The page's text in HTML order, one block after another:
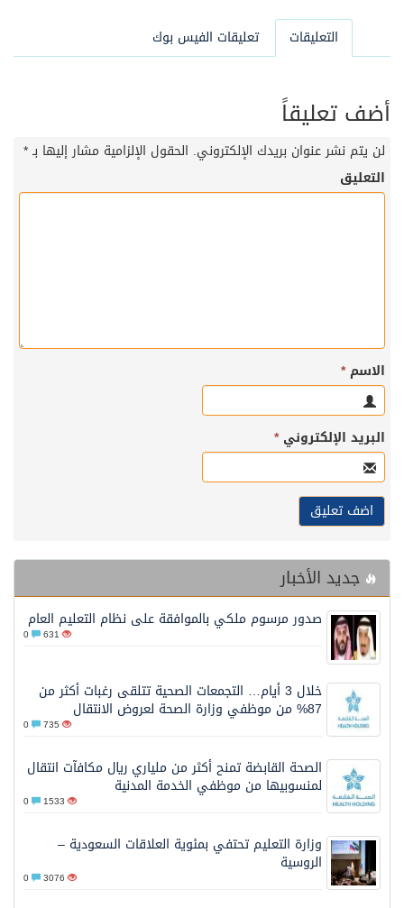
التعليقات تعليقات الفيس بوك
أضف تعليقاً
لن يتم نشر عنوان بريدك الإلكتروني. الحقول الإلزامية مشار إليها بـ*
التعليق
الاسم*
البريد الإلكتروني*
جديد الأخبار
صدور مرسوم ملكي بالموافقة على نظام التعليم العام
631
خلال 3 أيام… التجمعات الصحية تتلقى رغبات أكثر من
87% من موظفي وزارة الصحة لعروض الانتقال
735
الصحة القابضة تمنح أكثر من ملياري ريال مكافآت انتقال
لمنسوبيها من موظفي الخدمة المدنية
1533
وزارة التعليم تحتفي بمئوية العلاقات السعودية –
الروسية
3076